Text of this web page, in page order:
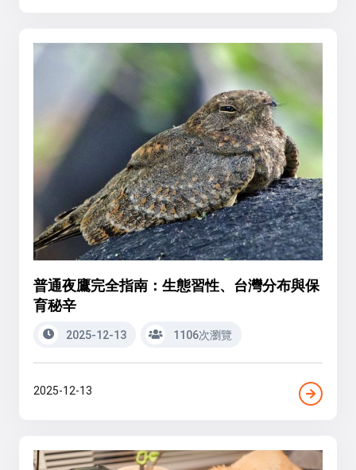
普通夜鷹完全指南：生態習性、台灣分布與保
育秘辛
2025-12-13 1106次瀏覽
2025-12-13